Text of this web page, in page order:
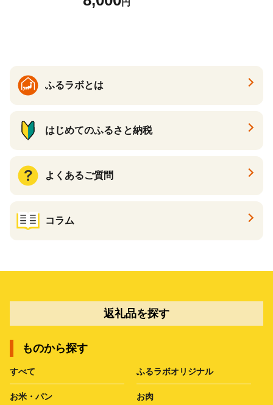
まいも サツマイモ さつま芋
ふるラボとは
はじめてのふるさと納税
よくあるご質問
コラム
返礼品を探す
ものから探す
すべて ふるラボオリジナル
お米・パン お肉